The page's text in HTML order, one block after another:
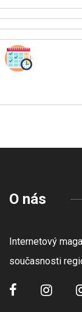
O nás
Internetový
současnosti